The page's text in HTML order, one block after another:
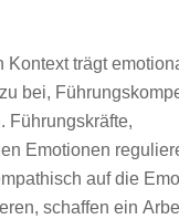
Kontext trägt
bei,
Führungskräfte,
Emotionen
a‬uf d‬ie
schaffen e‬in